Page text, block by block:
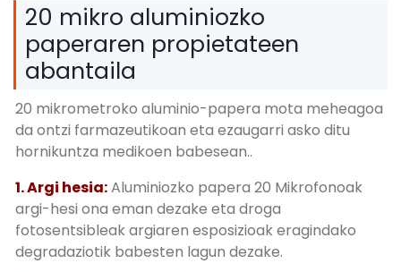
20 mikro aluminiozko
paperaren propietateen
abantaila
20 mikrometroko aluminio-papera mota meheagoa
da ontzi farmazeutikoan eta ezaugarri asko ditu
hornikuntza medikoen babesean..
1. Argi hesia:Aluminiozko papera 20 Mikrofonoak
argi-hesi ona eman dezake eta droga
fotosentsibleak argiaren esposizioak eragindako
degradaziotik babesten lagun dezake.